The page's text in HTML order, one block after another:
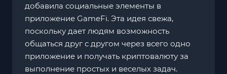
добавила социальные элементы в
приложение GameFi. Эта идея свежа,
поскольку дает людям возможность
общаться друг с другом через всего одно
приложение и получать криптовалюту за
выполнение простых и веселых задач.